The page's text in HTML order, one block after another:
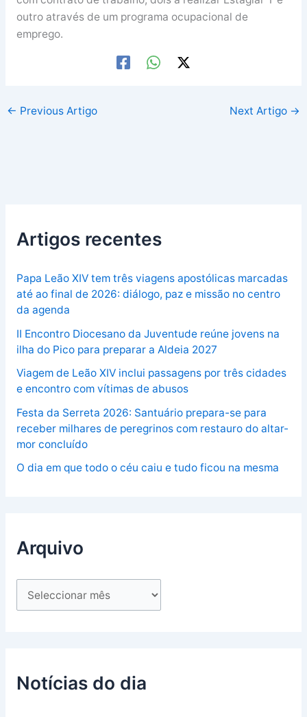
outro através de um programa ocupacional de
emprego.
← Previous Artigo Next Artigo →
Artigos recentes
Papa Leão XIV tem três viagens apostólicas marcadas
até ao final de 2026: diálogo, paz e missão no centro
da agenda
II Encontro Diocesano da Juventude reúne jovens na
ilha do Pico para preparar a Aldeia 2027
Viagem de Leão XIV inclui passagens por três cidades
e encontro com vítimas de abusos
Festa da Serreta 2026: Santuário prepara-se para
receber milhares de peregrinos com restauro do altar-
mor concluído
O dia em que todo o céu caiu e tudo ficou na mesma
Arquivo
Notícias do dia